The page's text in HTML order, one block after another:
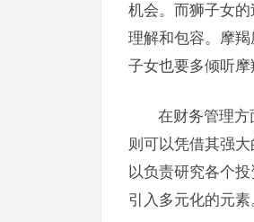
机会。而狮子女
理解和包容。摩
子女也要多倾听摩
在财务管理
则可以凭借其强
以负责研究各个
引入多元化的元素